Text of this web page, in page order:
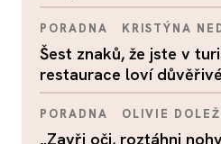
PORADNA KRISTÝNA
Šest znaků, že jste v
restaurace loví
PORADNA OLIVIE
„Zavři oči, roztáhni